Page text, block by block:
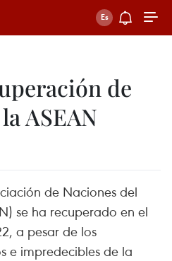
de
ASEAN
de Naciones del
se ha recuperado en el
a pesar de los
e impredecibles de la